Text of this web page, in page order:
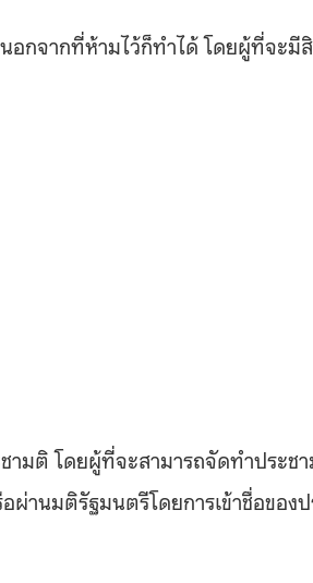
อกจากที่ห้ามไว้ก็ทำได้ โดยผู้ที่จะมี
มติ โดยผู้ที่จะสามารถจัดทำประช
านมติรัฐมนตรีโดยการเข้าชื่อของป